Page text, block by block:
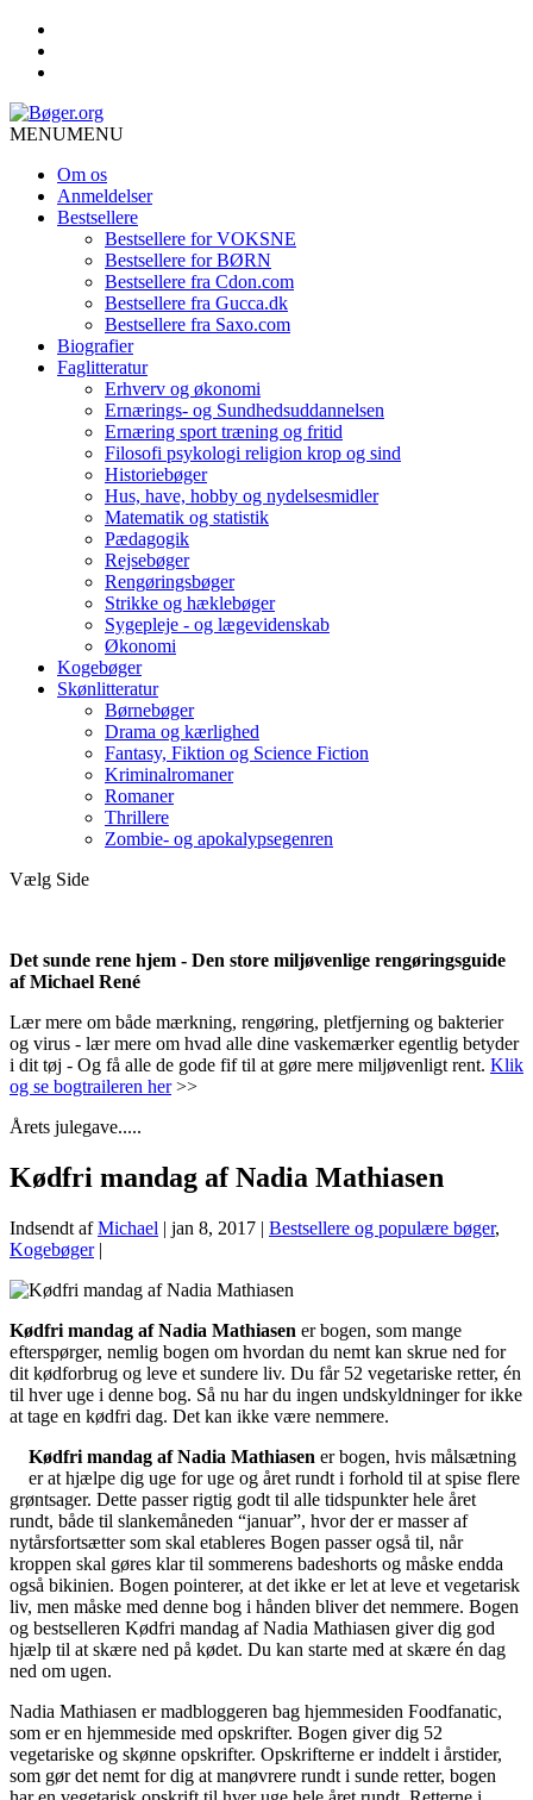
MENUMENU
Om os
Anmeldelser
Bestsellere
Bestsellere for VOKSNE
Bestsellere for BØRN
Bestsellere fra Cdon.com
Bestsellere fra Gucca.dk
Bestsellere fra Saxo.com
Biografier
Faglitteratur
Erhverv og økonomi
Ernærings- og Sundhedsuddannelsen
Ernæring sport træning og fritid
Filosofi psykologi religion krop og sind
Historiebøger
Hus, have, hobby og nydelsesmidler
Matematik og statistik
Pædagogik
Rejsebøger
Rengøringsbøger
Strikke og hæklebøger
Sygepleje - og lægevidenskab
Økonomi
Kogebøger
Skønlitteratur
Børnebøger
Drama og kærlighed
Fantasy, Fiktion og Science Fiction
Kriminalromaner
Romaner
Thrillere
Zombie- og apokalypsegenren
Vælg Side
Det sunde rene hjem - Den store miljøvenlige rengøringsguide
af Michael René
Lær mere om både mærkning, rengøring, pletfjerning og bakterier
og virus - lær mere om hvad alle dine vaskemærker egentlig betyder
i dit tøj - Og få alle de gode fif til at gøre mere miljøvenligt rent. Klik
og se bogtraileren her>>
Årets julegave.....
Kødfri mandag af Nadia Mathiasen
Indsendt afMichael | jan 8, 2017 | Bestsellere og populære bøger,
Kogebøger|
Kødfri mandag af Nadia Mathiasen er bogen, som mange
efterspørger, nemlig bogen om hvordan du nemt kan skrue ned for
dit kødforbrug og leve et sundere liv. Du får 52 vegetariske retter, én
til hver uge i denne bog. Så nu har du ingen undskyldninger for ikke
at tage en kødfri dag. Det kan ikke være nemmere.
Kødfri mandag af Nadia Mathiasen er bogen, hvis målsætning
er at hjælpe dig uge for uge og året rundt i forhold til at spise flere
grøntsager. Dette passer rigtig godt til alle tidspunkter hele året
rundt, både til slankemåneden “januar”, hvor der er masser af
nytårsfortsætter som skal etableres Bogen passer også til, når
kroppen skal gøres klar til sommerens badeshorts og måske endda
også bikinien. Bogen pointerer, at det ikke er let at leve et vegetarisk
liv, men måske med denne bog i hånden bliver det nemmere. Bogen
og bestselleren Kødfri mandag af Nadia Mathiasen giver dig god
hjælp til at skære ned på kødet. Du kan starte med at skære én dag
ned om ugen.
Nadia Mathiasen er madbloggeren bag hjemmesiden Foodfanatic,
som er en hjemmeside med opskrifter. Bogen giver dig 52
vegetariske og skønne opskrifter. Opskrifterne er inddelt i årstider,
som gør det nemt for dig at manøvrere rundt i sunde retter, bogen